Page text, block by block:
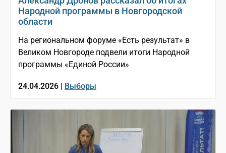
Народной программы в Новгородской
области
На региональном форуме «Есть результат» в
Великом Новгороде подвели итоги Народной
программы «Единой России»
24.04.2026 | Выборы